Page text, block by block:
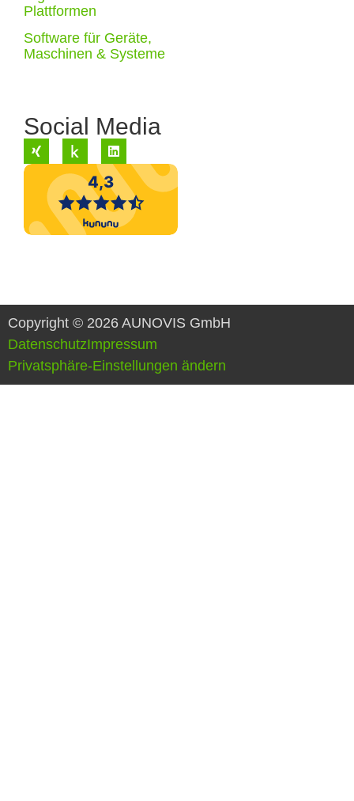
Plattformen
Software für Geräte,
Maschinen & Systeme
Social Media
Copyright © 2026 AUNOVIS GmbH
DatenschutzImpressum
Privatsphäre-Einstellungen ändern